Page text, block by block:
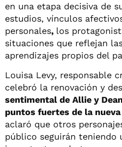
en una etapa decisiva de
estudios, vínculos
personales, los
situaciones que reflejan
aprendizajes propios del
Louisa Levy, responsable
celebró la renovación y
sentimental de Allie y
puntos fuertes de la
aclaró que otros
público seguirán teniendo